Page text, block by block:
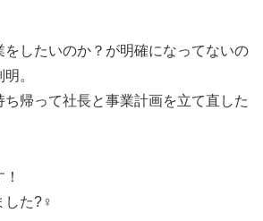
をしたいのか？が明確になってないの
。
ち帰って社長と事業計画を立て直した
した?‍♀️